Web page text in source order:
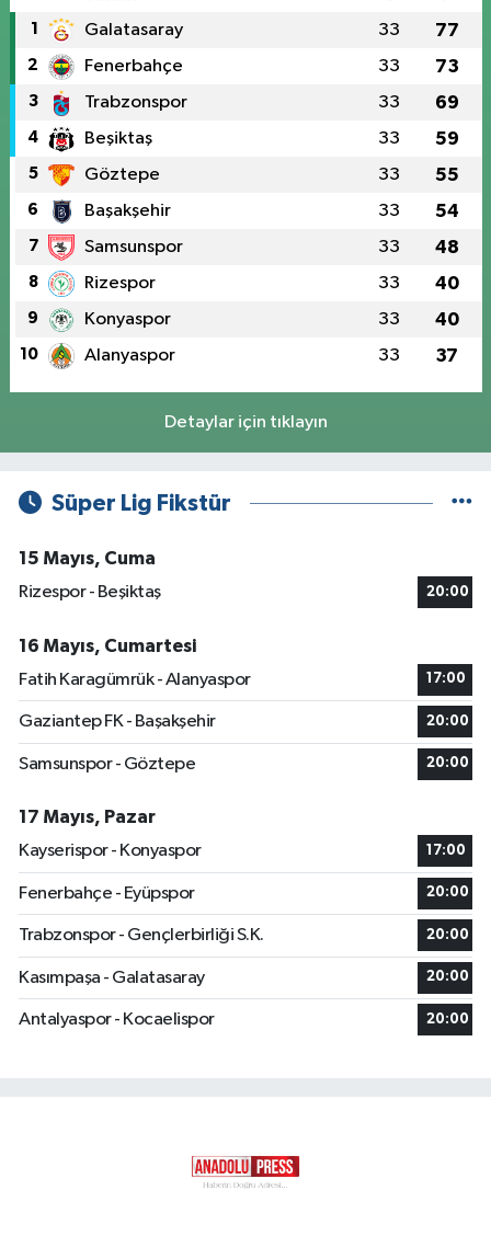
1 Galatasaray 33 77
2 Fenerbahçe 33 73
3 Trabzonspor 33 69
4 Beşiktaş 33 59
5 Göztepe 33 55
6 Başakşehir 33 54
7 Samsunspor 33 48
8 Rizespor 33 40
9 Konyaspor 33 40
10 Alanyaspor 33 37
Detaylar için tıklayın
Süper Lig Fikstür
15 Mayıs, Cuma
Rizespor - Beşiktaş
20:00
16 Mayıs, Cumartesi
Fatih Karagümrük - Alanyaspor
17:00
Gaziantep FK - Başakşehir 20:00
Samsunspor - Göztepe 20:00
17 Mayıs, Pazar
Kayserispor - Konyaspor
17:00
Fenerbahçe - Eyüpspor 20:00
Trabzonspor - Gençlerbirliği S.K. 20:00
Kasımpaşa - Galatasaray 20:00
Antalyaspor - Kocaelispor 20:00